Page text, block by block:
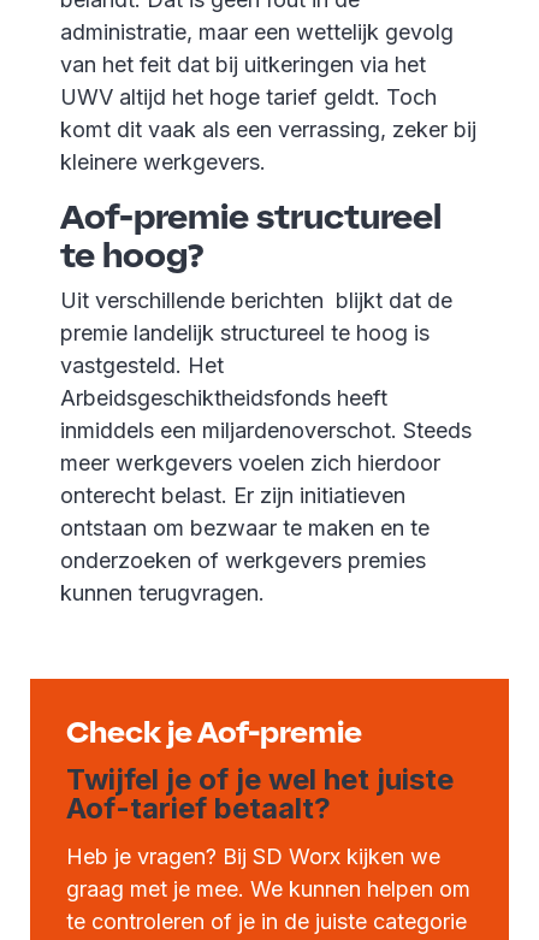
administratie, maar een wettelijk gevolg
van het feit dat bij uitkeringen via het
UWV altijd het hoge tarief geldt. Toch
komt dit vaak als een verrassing, zeker bij
kleinere werkgevers.
Aof-premie structureel
te hoog?
Uit verschillende berichten blijkt dat de
premie landelijk structureel te hoog is
vastgesteld. Het
Arbeidsgeschiktheidsfonds heeft
inmiddels een miljardenoverschot. Steeds
meer werkgevers voelen zich hierdoor
onterecht belast. Er zijn initiatieven
ontstaan om bezwaar te maken en te
onderzoeken of werkgevers premies
kunnen terugvragen.
Check je Aof-premie
Twijfel je of je wel het juiste
Aof-tarief betaalt?
Heb je vragen? Bij SD Worx kijken we
graag met je mee. We kunnen helpen om
te controleren of je in de juiste categorie